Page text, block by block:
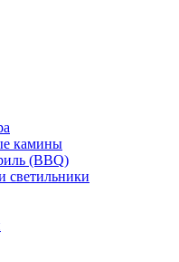
камины
(BBQ)
светильники